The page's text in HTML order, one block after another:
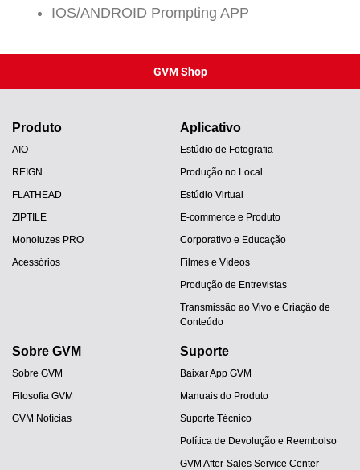
IOS/ANDROID Prompting APP
GVM Shop
Produto
AIO
REIGN
FLATHEAD
ZIPTILE
Monoluzes PRO
Acessórios
Aplicativo
Estúdio de Fotografia
Produção no Local
Estúdio Virtual
E-commerce e Produto
Corporativo e Educação
Filmes e Vídeos
Produção de Entrevistas
Transmissão ao Vivo e Criação de
Conteúdo
Sobre GVM
Sobre GVM
Filosofia GVM
GVM Notícias
Suporte
Baixar App GVM
Manuais do Produto
Suporte Técnico
Política de Devolução e Reembolso
GVM After-Sales Service Center